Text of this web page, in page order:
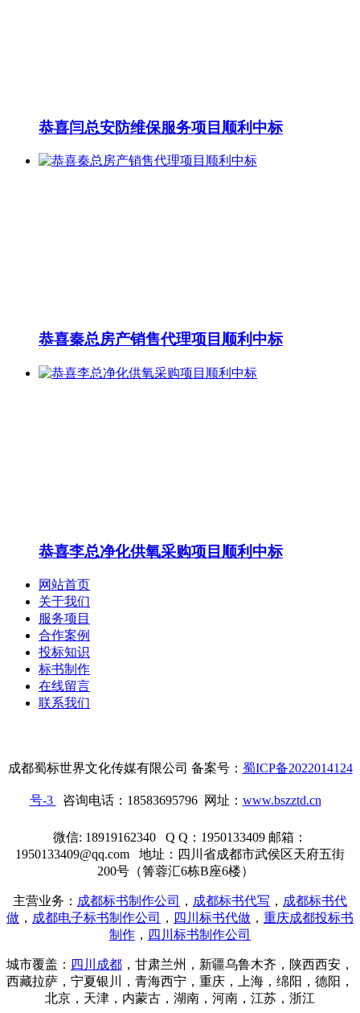
恭喜闫总安防维保服务项目顺利中标
恭喜秦总房产销售代理项目顺利中标
恭喜李总净化供氧采购项目顺利中标
网站首页
关于我们
服务项目
合作案例
投标知识
标书制作
在线留言
联系我们
成都蜀标世界文化传媒有限公司 备案号： 蜀ICP备2022014124
号-3 咨询电话：18583695796 网址： www.bszztd.cn
微信: 18919162340 Q Q：1950133409 邮箱：
1950133409@qq.com 地址：四川省成都市武侯区天府五街
200号（箐蓉汇6栋B座6楼）
主营业务： 成都标书制作公司 ， 成都标书代写 ， 成都标书代
做 ， 成都电子标书制作公司 ， 四川标书代做 ， 重庆成都投标书
制作 ， 四川标书制作公司
城市覆盖： 四川成都 ，甘肃兰州，新疆乌鲁木齐，陕西西安，
西藏拉萨，宁夏银川，青海西宁，重庆，
上海 ，绵阳，德阳，
北京，天津，内蒙古，湖南，河南，江苏，浙江